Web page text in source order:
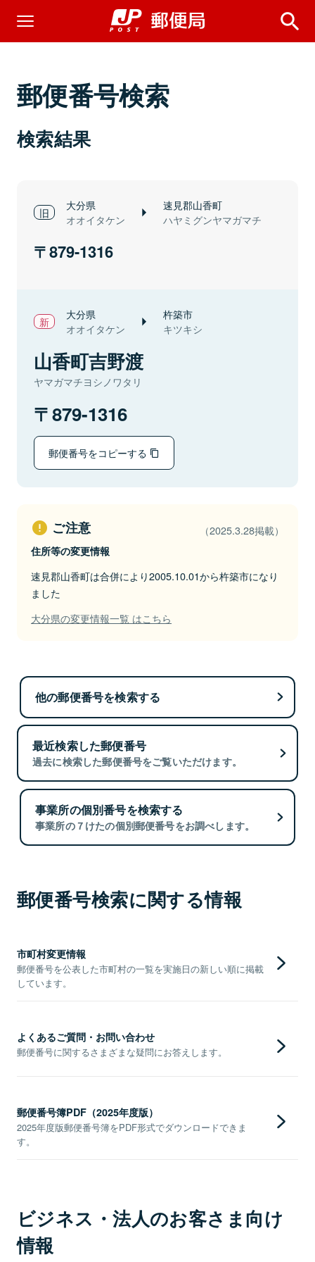
郵便番号検索
検索結果
大分県
オオイタケン
速見郡山香町
ハヤミグンヤマガマチ
879-1316
大分県
オオイタケン
杵築市
キツキシ
山香町吉野渡
ヤマガマチヨシノワタリ
879-1316
郵便番号をコピーする
ご注意 （2025.3.28掲載）
住所等の変更情報
速見郡山香町は合併により2005.10.01から杵築市になり
ました
大分県の変更情報一覧 はこちら
他の郵便番号を検索する
最近検索した郵便番号
過去に検索した郵便番号をご覧いただけます。
事業所の個別番号を検索する
事業所の７けたの個別郵便番号をお調べします。
郵便番号検索に関する情報
市町村変更情報
郵便番号を公表した市町村の一覧を実施日の新しい順に掲載
しています。
よくあるご質問・お問い合わせ
郵便番号に関するさまざまな疑問にお答えします。
郵便番号簿PDF（2025年度版）
2025年度版郵便番号簿をPDF形式でダウンロードできま
す。
ビジネス・法人のお客さま向け
情報